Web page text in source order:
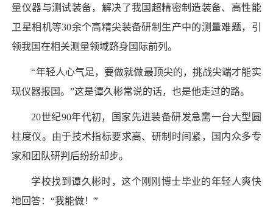
量仪器与测试装备，解决了我国超精密制造装备、高性能
卫星相机等30余个高精尖装备研制生产中的测量难题，引
领我国在相关测量领域跻身国际前列。
“年轻人心气足，要做就做最顶尖的，挑战尖端才能实
现仪器报国。”这是谭久彬常说的话，也是他走过的路。
20世纪90年代初，国家先进装备研发急需一台大型圆
柱度仪。由于技术指标要求高、研制时间紧，国内众多专
家和团队研判后纷纷却步。
学校找到谭久彬时，这个刚刚博士毕业的年轻人爽快
地回答：“我能做！”